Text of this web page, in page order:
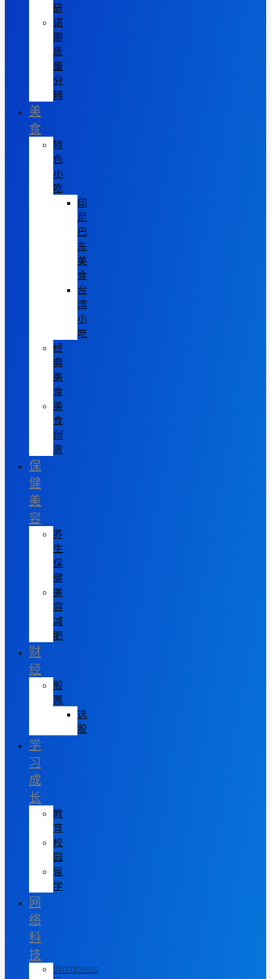
研
诺
丽
质
量
分
辨
美
食
特
色
小
吃
印
尼
巴
东
美
食
台
湾
小
吃
经
典
美
食
美
食
创
意
保
健
美
容
养
生
保
健
美
容
减
肥
财
经
股
票
选
股
学
习
成
长
教
育
校
园
留
学
网
络
科
技
Wordpress